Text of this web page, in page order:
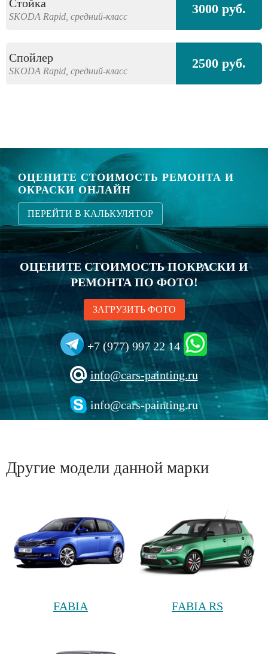
Стойка
SKODA Rapid, средний-класс 3000 руб.
Спойлер
SKODA Rapid, средний-класс 2500 руб.
ОЦЕНИТЕ СТОИМОСТЬ РЕМОНТА И
ОКРАСКИ ОНЛАЙН
ПЕРЕЙТИ В КАЛЬКУЛЯТОР
ОЦЕНИТЕ СТОИМОСТЬ ПОКРАСКИ И
РЕМОНТА ПО ФОТО!
ЗАГРУЗИТЬ ФОТО
+7 (977) 997 22 14
info@cars-painting.ru
info@cars-painting.ru
Другие модели данной марки
FABIA FABIA RS